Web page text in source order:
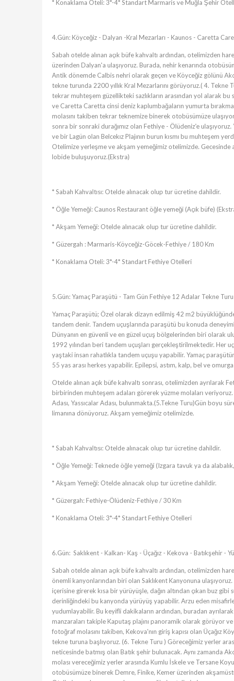
* Konaklama Oteli: 3*-4* Standart Marmaris ve Muğla Şehir
4.Gün: Köyceğiz - Dalyan -Kral Mezarları - Kaunos - Caretta
Sabah otelde alınan açık büfe kahvaltı ardından, otelimizden
üzerinden Dalyan'a ulaşıyoruz. Burada, nehir kenarında
Antik dönemde Calbis nehri olarak geçen ve Köyceğiz gölünü
tekne turunda 2200 yıllık Kral Mezarlarını görüyoruz.( 4. Tekne
tekrar muhteşem güzellikteki sazlıkların arasından yol alarak
ve Caretta Caretta cinsi deniz kaplumbağaların yumurta
molasını takiben tekrar teknemize binerek otobüsümüze
sonra bir sonraki durağımız olan Fethiye - Ölüdeniz'e
ve bir Lagün olan Belcekız Plajının burun kısmı bu muhteşem
Otelimize yerleşme ve akşam yemeğimiz otelimizde.
lobide buluşuyoruz.(Ekstra)
* Sabah Kahvaltısı: Otelde alınacak olup tur ücretine dahildir.
* Öğle Yemeği: Caunos Restaurant öğle yemeği (Açık büfe)
* Akşam Yemeği: Otelde alınacak olup tur ücretine dahildir.
* Güzergah : Marmaris-Köyceğiz-Göcek-Fethiye / 180 Km
* Konaklama Oteli: 3*-4* Standart Fethiye Otelleri
5.Gün: Yamaç Paraşütü - Tam Gün Fethiye 12 Adalar Tekne Turu
Yamaç Paraşütü; Özel olarak dizayn edilmiş 42 m2
tandem denir. Tandem uçuşlarında paraşütü bu konuda
Dünyanın en güvenli ve en güzel uçuş bölgelerinden biri olarak
1992 yılından beri tandem uçuşları gerçekleştirilmektedir. Her
yaştaki insan rahatlıkla tandem uçuşu yapabilir. Yamaç
55 yas arası herkes yapabilir. Epilepsi, astım, kalp, bel ve
Otelde alınan açık büfe kahvaltı sonrası, otelimizden ayrılarak
birbirinden muhteşem adaları görerek yüzme molaları veriyoruz.
Adası, Yassıcalar Adası, bulunmakta.(5.Tekne Turu)Gün boyu
limanına dönüyoruz. Akşam yemeğimiz otelimizde.
* Sabah Kahvaltısı: Otelde alınacak olup tur ücretine dahildir.
* Öğle Yemeği: Teknede öğle yemeği (Izgara tavuk ya da
* Akşam Yemeği: Otelde alınacak olup tur ücretine dahildir.
* Güzergah: Fethiye-Ölüdeniz-Fethiye / 30 Km
* Konaklama Oteli: 3*-4* Standart Fethiye Otelleri
6.Gün: Saklıkent - Kalkan- Kaş - Üçağız - Kekova - Batıkşehir -
Sabah otelde alınan açık büfe kahvaltı ardından, otelimizden
önemli kanyonlarından biri olan Saklıkent Kanyonuna
içerisine girerek kısa bir yürüyüşle, dağın altından çıkan buz
derinliğindeki bu kanyonda yürüyüş yapabilir. Arzu eden
yudumlayabilir. Bu keyifli dakikaların ardından, buradan
manzaraları takiple Kaputaş plajını panoramik olarak görüyor
fotoğraf molasını takiben, Kekova'nın giriş kapısı olan Üçağız
tekne turuna başlıyoruz. (6. Tekne Turu ) Göreceğimiz yerler
neticesinde batmış olan Batık şehir bulunacak. Aynı zamanda
molası vereceğimiz yerler arasında Kumlu İskele ve Tersane
otobüsümüze binerek Demre, Finike, Kemer üzerinden